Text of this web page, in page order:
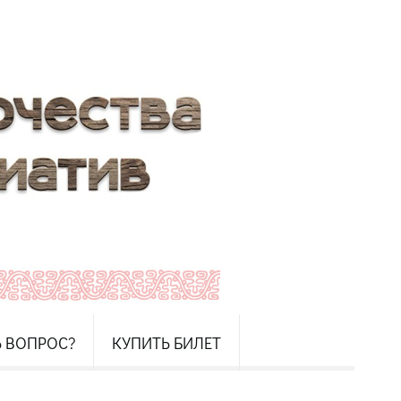
ВОПРОС? КУПИТЬ БИЛЕТ